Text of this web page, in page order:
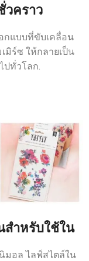
คราว
อกแบบที่ขับเคลื่อน
มิร์ซ ให้กลายเป็น
ทั่วโลก.
ำหรับใช้ใน
มอล ไลฟ์สไตล์ใน